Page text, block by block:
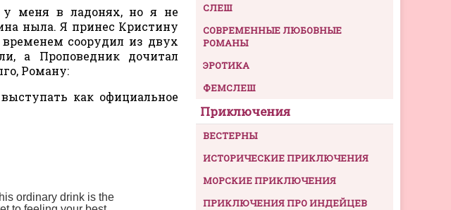
у меня в ладонях, но я не
ныла. Я принес Кристину
соорудил из двух
а Проповедник дочитал
Роману:
как официальное
СЛЕШ
СОВРЕМЕННЫЕ ЛЮБОВНЫЕ
РОМАНЫ
ЭРОТИКА
ФЕМСЛЕШ
Приключения
ВЕСТЕРНЫ
ИСТОРИЧЕСКИЕ ПРИКЛЮЧЕНИЯ
МОРСКИЕ ПРИКЛЮЧЕНИЯ
ПРИКЛЮЧЕНИЯ ПРО ИНДЕЙЦЕВ